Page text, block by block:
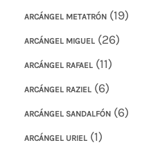
ARCÁNGEL METATRÓN (19)
ARCÁNGEL MIGUEL (26)
ARCÁNGEL RAFAEL (11)
ARCÁNGEL RAZIEL (6)
ARCÁNGEL SANDALFÓN (6)
ARCÁNGEL URIEL (1)